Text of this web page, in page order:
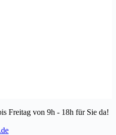
Freitag von 9h - 18h für Sie da!